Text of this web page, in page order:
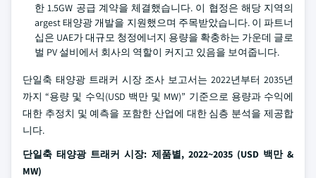
한 1.5GW 공급 계약을 체결했습니다. 이 협정은 해당 지역의
argest 태양광 개발을 지원했으며 주목받았습니다. 이 파트너
십은 UAE가 대규모 청정에너지 용량을 확충하는 가운데 글로
벌 PV 설비에서 회사의 역할이 커지고 있음을 보여줍니다.
단일축 태양광 트래커 시장 조사 보고서는 2022년부터 2035년
까지 “용량 및 수익(USD 백만 및 MW)” 기준으로 용량과 수익에
대한 추정치 및 예측을 포함한 산업에 대한 심층 분석을 제공합
니다.
단일축 태양광 트래커 시장: 제품별, 2022~2035 (USD 백만 &
MW)